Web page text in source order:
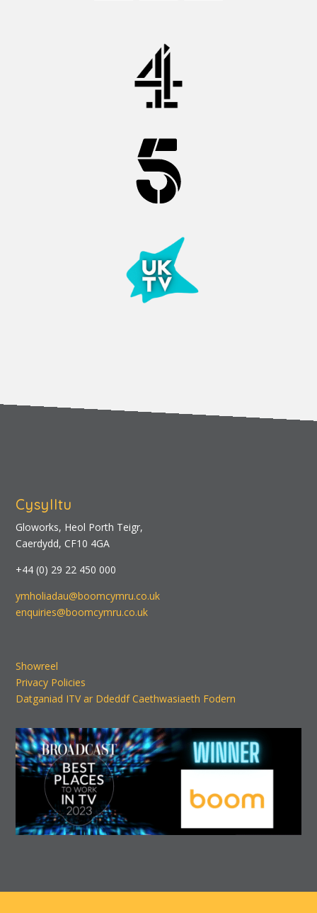
Cysylltu
Gloworks, Heol Porth Teigr,
Caerdydd, CF10 4GA
+44 (0) 29 22 450 000
ymholiadau@boomcymru.co.uk
enquiries@boomcymru.co.uk
Showreel
Privacy Policies
Datganiad ITV ar Ddeddf Caethwasiaeth Fodern